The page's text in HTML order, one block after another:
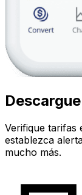
Verifique tarifas
establezca
mucho más.